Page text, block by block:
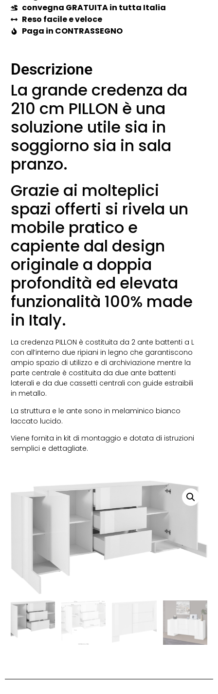
convegna GRATUITA in tutta Italia
Reso facile e veloce
Paga in CONTRASSEGNO
Descrizione
La grande credenza da
210 cm PILLON è una
soluzione utile sia in
soggiorno sia in sala
pranzo.
Grazie ai molteplici
spazi offerti si rivela un
mobile pratico e
capiente dal design
originale a doppia
profondità ed elevata
funzionalità 100% made
in Italy.
La credenza PILLON è costituita da 2 ante battenti a L
con all’interno due ripiani in legno che garantiscono
ampio spazio di utilizzo e di archiviazione mentre la
parte centrale è costituita da due ante battenti
laterali e da due cassetti centrali con guide estraibili
in metallo.
La struttura e le ante sono in melaminico bianco
laccato lucido.
Viene fornita in kit di montaggio e dotata di istruzioni
semplici e dettagliate.